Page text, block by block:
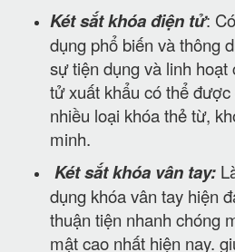
Két sắt khóa điện tử:
dụng phổ biến và thông
sự tiện dụng và linh hoạt
tử xuất khẩu có thể
nhiều loại khóa thẻ từ,
minh.
Két sắt khóa vân tay:
dụng khóa vân tay hiện
thuận tiện nhanh chóng
mật cao nhất hiện nay.